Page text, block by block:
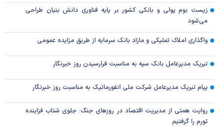
زیست بوم پولی و بانکی کشور بر پایه فناوری دانش بنیان طراحی
می‌شود
واگذاری املاک تملیکی و مازاد بانک سرمایه از طریق مزایده عمومی
تبریک مدیرعامل بانک سپه به مناسبت فرارسیدن روز خبرنگار
پیام تبریک مدیرعامل شرکت ملی انفورماتیک به مناسبت روز خبرنگار
روایت همتی از مدیریت اقتصاد در روزهای جنگ: جلوی شتاب فزاینده
تورم را گرفتیم